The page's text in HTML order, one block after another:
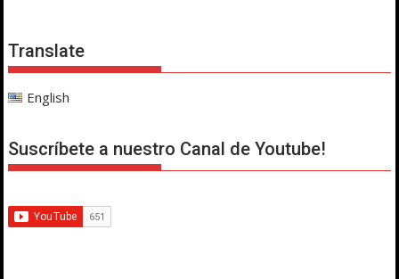
Translate
English
Suscríbete a nuestro Canal de Youtube!